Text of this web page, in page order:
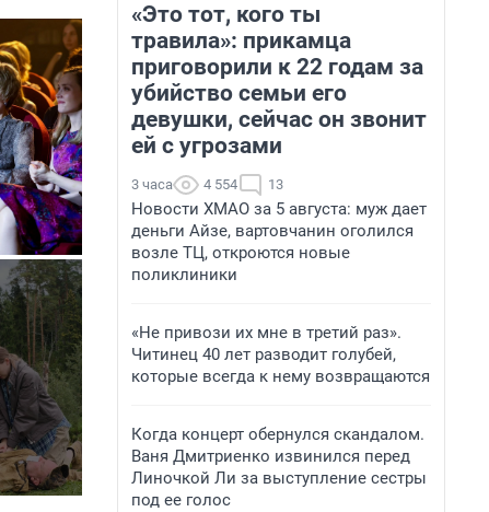
«Это тот, кого ты
травила»: прикамца
приговорили к 22 годам за
убийство семьи его
девушки, сейчас он звонит
ей с угрозами
3 часа 4 554 13
Новости ХМАО за 5 августа: муж дает
деньги Айзе, вартовчанин оголился
возле ТЦ, откроются новые
поликлиники
«Не привози их мне в третий раз».
Читинец 40 лет разводит голубей,
которые всегда к нему возвращаются
Когда концерт обернулся скандалом.
Ваня Дмитриенко извинился перед
Линочкой Ли за выступление сестры
под ее голос